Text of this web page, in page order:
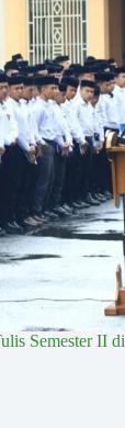
Semester II di